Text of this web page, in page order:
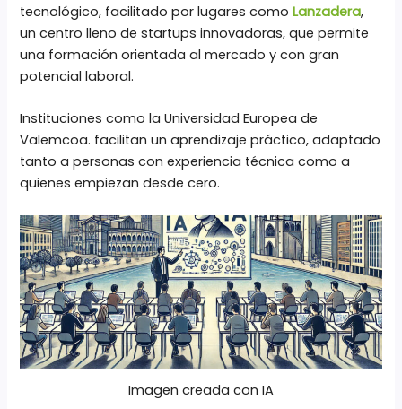
tecnológico, facilitado por lugares comoLanzadera,
un centro lleno de startups innovadoras, que permite
una formación orientada al mercado y con gran
potencial laboral.
Instituciones como la Universidad Europea de
Valemcoa. facilitan un aprendizaje práctico, adaptado
tanto a personas con experiencia técnica como a
quienes empiezan desde cero.
Imagen creada con IA